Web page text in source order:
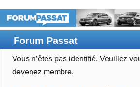
Forum Passat
Accueil
Vous n’êtes pas identifié. Veuillez
devenez membre.